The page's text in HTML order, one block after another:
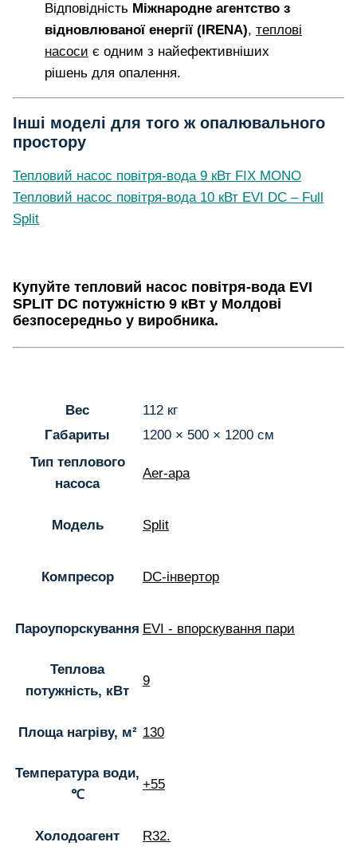
Відповідність Міжнародне агентство з
відновлюваної енергії (IRENA), теплові
насоси є одним з найефективніших
рішень для опалення.
Інші моделі для того ж опалювального
простору
Тепловий насос повітря-вода 9 кВт FIX MONO
Тепловий насос повітря-вода 10 кВт EVI DC – Full
Split
Купуйте тепловий насос повітря-вода EVI
SPLIT DC потужністю 9 кВт у Молдові
безпосередньо у виробника.
Вес
112 кг
Габариты
1200 × 500 × 1200 см
Тип теплового
насоса
Aer-apa
Модель Split
Компресор DC-інвертор
Пароупорскування EVI - впорскування пари
Теплова
потужність, кВт
9
Площа нагріву, м² 130
Температура води,
℃
+55
Холодоагент R32.